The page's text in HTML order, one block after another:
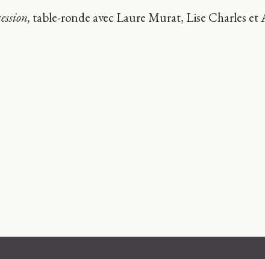
table-ronde avec Laure Murat, Lise Charles